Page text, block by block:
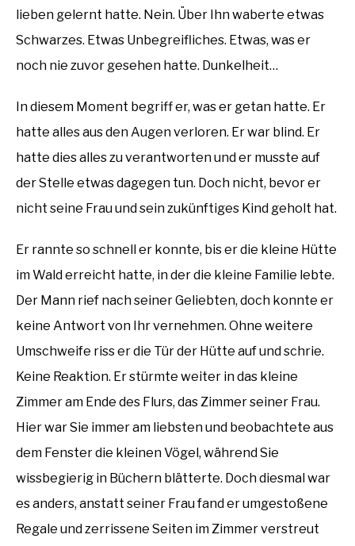
lieben gelernt hatte. Nein. Über Ihn waberte etwas
Schwarzes. Etwas Unbegreifliches. Etwas, was er
noch nie zuvor gesehen hatte. Dunkelheit…
In diesem Moment begriff er, was er getan hatte. Er
hatte alles aus den Augen verloren. Er war blind. Er
hatte dies alles zu verantworten und er musste auf
der Stelle etwas dagegen tun. Doch nicht, bevor er
nicht seine Frau und sein zukünftiges Kind geholt hat.
Er rannte so schnell er konnte, bis er die kleine Hütte
im Wald erreicht hatte, in der die kleine Familie lebte.
Der Mann rief nach seiner Geliebten, doch konnte er
keine Antwort von Ihr vernehmen. Ohne weitere
Umschweife riss er die Tür der Hütte auf und schrie.
Keine Reaktion. Er stürmte weiter in das kleine
Zimmer am Ende des Flurs, das Zimmer seiner Frau.
Hier war Sie immer am liebsten und beobachtete aus
dem Fenster die kleinen Vögel, während Sie
wissbegierig in Büchern blätterte. Doch diesmal war
es anders, anstatt seiner Frau fand er umgestoßene
Regale und zerrissene Seiten im Zimmer verstreut